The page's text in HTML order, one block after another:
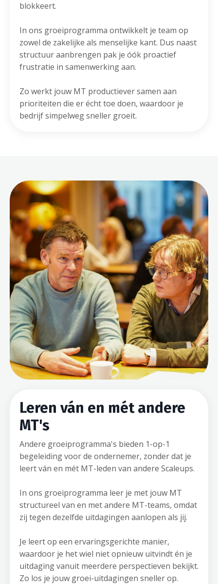
blokkeert.
In ons groeiprogramma ontwikkelt je team op
zowel de zakelijke als menselijke kant. Dus naast
structuur aanbrengen pak je óók proactief
frustratie in samenwerking aan.
Zo werkt jouw MT productiever samen aan
prioriteiten die er écht toe doen, waardoor je
bedrijf simpelweg sneller groeit.
Leren ván en mét andere
MT's
Andere groeiprogramma's bieden 1-op-1
begeleiding voor de ondernemer, zonder dat je
leert ván en mét MT-leden van andere Scaleups.
In ons groeiprogramma leer je met jouw MT
structureel van en met andere MT-teams, omdat
zij tegen dezelfde uitdagingen aanlopen als jij.
Je leert op een ervaringsgerichte manier,
waardoor je het wiel niet opnieuw uitvindt én je
uitdaging vanuit meerdere perspectieven bekijkt.
Zo los je jouw groei-uitdagingen sneller op.